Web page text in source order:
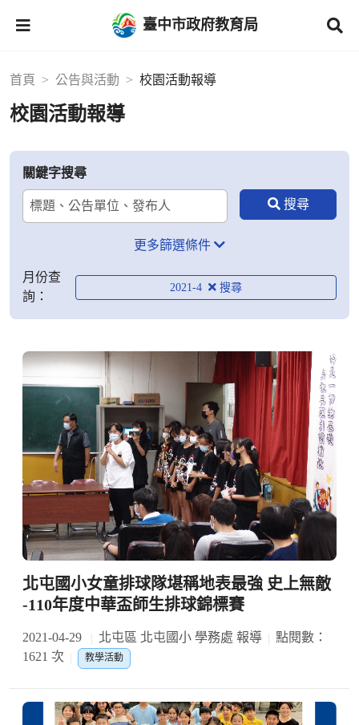
臺中市政府教育局
首頁 公告與活動 校園活動報導
校園活動報導
關鍵字搜尋
更多篩選條件
月份查
詢：
2021-4
北屯國小女童排球隊堪稱地表最強 史上無敵
-110年度中華盃師生排球錦標賽
2021-04-29 北屯區 北屯國小 學務處 報導
點閱數：
1621 次
教學活動